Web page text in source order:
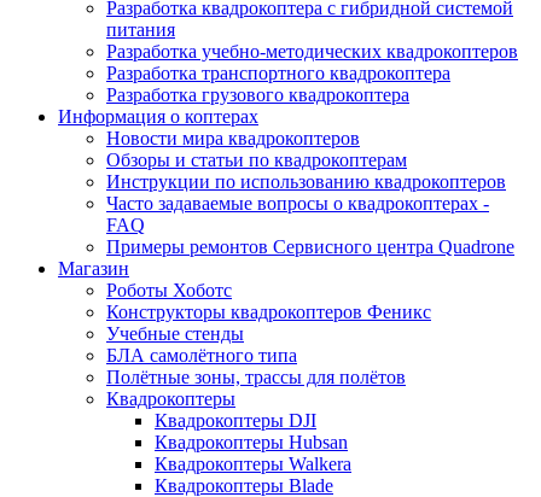
Разработка квадрокоптера с гибридной системой
питания
Разработка учебно-методических квадрокоптеров
Разработка транспортного квадрокоптера
Разработка грузового квадрокоптера
Информация о коптерах
Новости мира квадрокоптеров
Обзоры и статьи по квадрокоптерам
Инструкции по использованию квадрокоптеров
Часто задаваемые вопросы о квадрокоптерах -
FAQ
Примеры ремонтов Сервисного центра Quadrone
Магазин
Роботы Хоботс
Конструкторы квадрокоптеров Феникс
Учебные стенды
БЛА самолётного типа
Полётные зоны, трассы для полётов
Квадрокоптеры
Квадрокоптеры DJI
Квадрокоптеры Hubsan
Квадрокоптеры Walkera
Квадрокоптеры Blade